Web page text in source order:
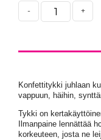
- +
Konfettitykki juhlaan
vappuun, häihin,
Tykki on
Ilmanpaine lennättää
korkeuteen, josta ne